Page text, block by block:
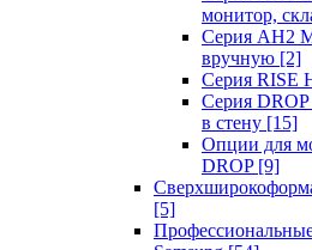
монитор,
Серия AH2
вручную [2]
Серия RISE
Серия
в стену [15]
Опции для
DROP [9]
[5]